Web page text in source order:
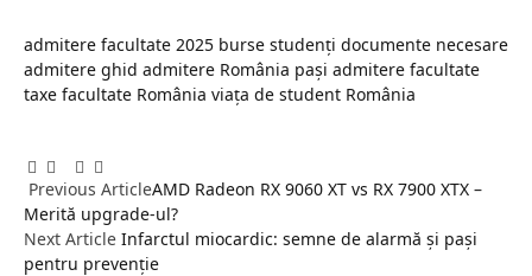
admitere facultate 2025 burse studenți documente necesare
admitere ghid admitere România pași admitere facultate
taxe facultate România viața de student România
Facebook
Twitter
Pinterest
LinkedIn
Tumblr
Previous ArticleAMD Radeon RX 9060 XT vs RX 7900 XTX –
Merită upgrade-ul?
Next Article Infarctul miocardic: semne de alarmă și pași
pentru prevenție